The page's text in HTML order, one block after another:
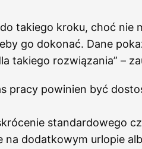
takiego kroku, choć nie
go dokonać. Dane
takiego rozwiązania” –
pracy powinien być
standardowego
na dodatkowym urlopie